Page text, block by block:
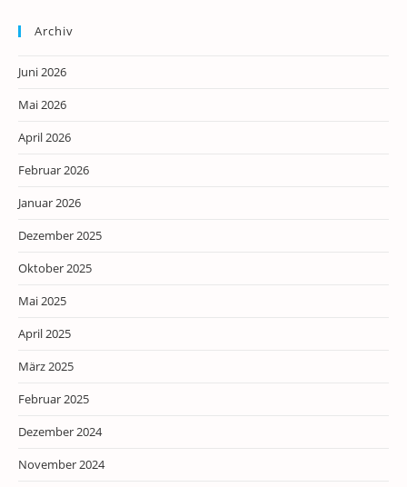
Archiv
Juni 2026
Mai 2026
April 2026
Februar 2026
Januar 2026
Dezember 2025
Oktober 2025
Mai 2025
April 2025
März 2025
Februar 2025
Dezember 2024
November 2024